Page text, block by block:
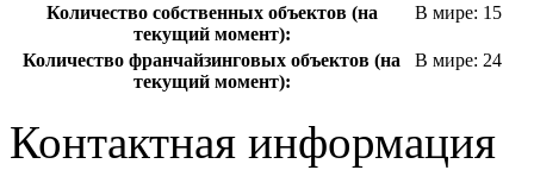
Количество собственных объектов (на
текущий момент):
В мире: 15
Количество франчайзинговых объектов (на
текущий момент):
В мире: 24
Контактная информация